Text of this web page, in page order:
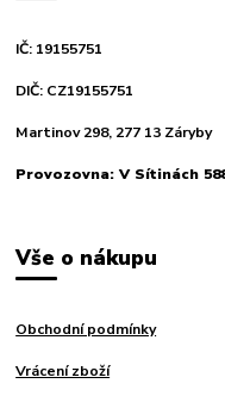
IČ: 19155751
DIČ: CZ19155751
Martinov 298, 277 13 Záryby
Provozovna: V Sítinách
Vše o nákupu
Obchodní podmínky
Vrácení zboží